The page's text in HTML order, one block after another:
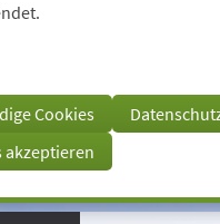
Cookies
akzeptieren